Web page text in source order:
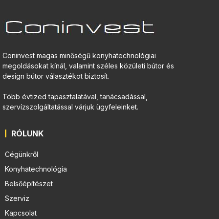
Coninvest magas minőségű konyhatechnológiai
megoldásokat kínál, valamint széles közületi bútor és
design bútor választékot biztosít.
Több évtized tapasztalatával, tanácsadással,
szervízszolgáltatással várjuk ügyfeleinket.
RÓLUNK
Cégünkről
Konyhatechnológia
Belsőépítészet
Szerviz
Kapcsolat